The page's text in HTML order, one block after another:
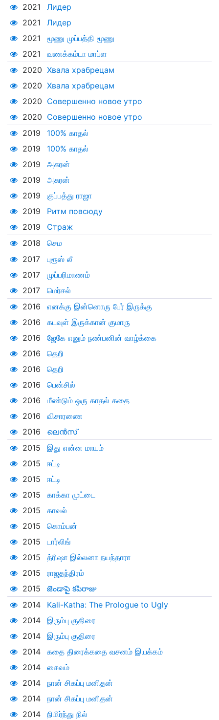
2021
Лидер
2021
Лидер
2021
மூணு முப்பத்தி மூணு
2021
வணக்கம்டா மாப்ள
2020 Хвала храбрецам
2020 Хвала храбрецам
2020 Совершенно новое утро
2020 Совершенно новое утро
2019
100% காதல்
2019
100% காதல்
2019
அசுரன்
2019
அசுரன்
2019
குப்பத்து ராஜா
2019
Ритм повсюду
2019
Страж
2018
செம
2017
புரூஸ் லீ
2017
முப்பரிமாணம்
2017
மெர்சல்
2016
எனக்கு இன்னொரு பேர் இருக்கு
2016
கடவுள் இருக்கான் குமாரு
2016
ஜேகே எனும் நண்பனின் வாழ்க்கை
2016
தெறி
2016
தெறி
2016
பென்சில்
2016
மீண்டும் ஒரு காதல் கதை
2016
விசாரணை
2016
ലെൻസ്
2015
இது என்ன மாயம்
2015
ஈட்டி
2015
ஈட்டி
2015
காக்கா முட்டை
2015
காவல்
2015
கொம்பன்
2015
டார்லிங்
2015
த்ரிஷா இல்லனா நயந்தாரா
2015
ராஜதந்திரம்
2015
జెండాపై కపిరాజు
2014
Kali-Katha: The Prologue to Ugly
2014
இரும்பு குதிரை
2014
இரும்பு குதிரை
2014
கதை திரைக்கதை வசனம் இயக்கம்
2014
சைவம்
2014
நான் சிகப்பு மனிதன்
2014
நான் சிகப்பு மனிதன்
2014
நிமிர்ந்து நில்